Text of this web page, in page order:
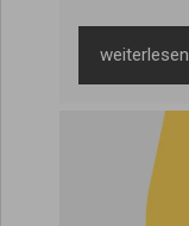
weiterlesen